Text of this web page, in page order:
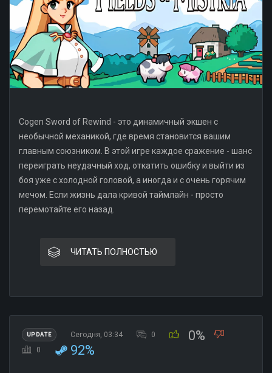
Cogen Sword of Rewind - это динамичный экшен с
необычной механикой, где время становится вашим
главным союзником. В этой игре каждое сражение - шанс
переиграть неудачный ход, откатить ошибку и выйти из
боя уже с холодной головой, а иногда и с очень горячим
мечом. Если жизнь дала кривой таймлайн - просто
перемотайте его назад.
ЧИТАТЬ ПОЛНОСТЬЮ
UPDATE Сегодня, 03:34 0 0%
0 92%